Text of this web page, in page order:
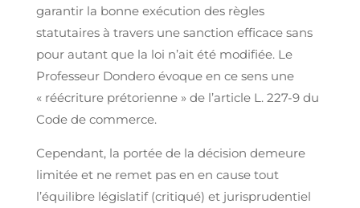
garantir la bonne exécution des règles
statutaires à travers une sanction efficace sans
pour autant que la loi n’ait été modifiée. Le
Professeur Dondero évoque en ce sens une
« réécriture prétorienne » de l’article L. 227-9 du
Code de commerce.
Cependant, la portée de la décision demeure
limitée et ne remet pas en en cause tout
l’équilibre législatif (critiqué) et jurisprudentiel